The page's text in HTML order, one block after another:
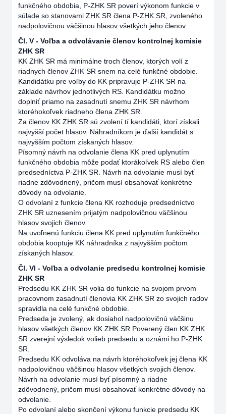
funkčného obdobia, P-ZHK SR poverí výkonom funkcie v
súlade so stanovami ZHK SR člena P-ZHK SR, zvoleného
nadpolovičnou väčšinou hlasov všetkých jeho členov.
Čl. V - Voľba a odvolávanie členov kontrolnej komisie
ZHK SR
KK ZHK SR má minimálne troch členov, ktorých volí z
riadnych členov ZHK SR snem na celé funkčné obdobie.
Kandidátku pre voľby do KK pripravuje P-ZHK SR na
základe návrhov jednotlivých RS. Kandidátku možno
doplniť priamo na zasadnutí snemu ZHK SR návrhom
ktoréhokoľvek riadneho člena ZHK SR.
Za členov KK ZHK SR sú zvolení tí kandidáti, ktorí získali
najvyšší počet hlasov. Náhradníkom je ďalší kandidát s
najvyšším počtom získaných hlasov.
Písomný návrh na odvolanie člena KK pred uplynutím
funkčného obdobia môže podať ktorákoľvek RS alebo člen
predsedníctva P-ZHK SR. Návrh na odvolanie musí byť
riadne zdôvodnený, pričom musí obsahovať konkrétne
dôvody na odvolanie.
O odvolaní z funkcie člena KK rozhoduje predsedníctvo
ZHK SR uznesením prijatým nadpolovičnou väčšinou
hlasov svojich členov.
Na uvoľnenú funkciu člena KK pred uplynutím funkčného
obdobia kooptuje KK náhradníka z najvyšším počtom
získaných hlasov.
Čl. VI - Voľba a odvolanie predsedu kontrolnej komisie
ZHK SR
Predsedu KK ZHK SR volia do funkcie na svojom prvom
pracovnom zasadnutí členovia KK ZHK SR zo svojich radov
spravidla na celé funkčné obdobie.
Predseda je zvolený, ak dosiahol nadpolovičnú väčšinu
hlasov všetkých členov KK ZHK.SR Poverený člen KK ZHK
SR zverejní výsledok volieb predsedu a oznámi ho P-ZHK
SR.
Predsedu KK odvoláva na návrh ktoréhokoľvek jej člena KK
nadpolovičnou väčšinou hlasov všetkých svojich členov.
Návrh na odvolanie musí byť písomný a riadne
zdôvodnený, pričom musí obsahovať konkrétne dôvody na
odvolanie.
Po odvolaní alebo skončení výkonu funkcie predsedu KK